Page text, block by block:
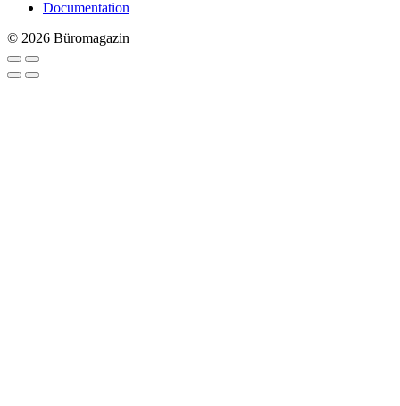
Documentation
© 2026 Büromagazin